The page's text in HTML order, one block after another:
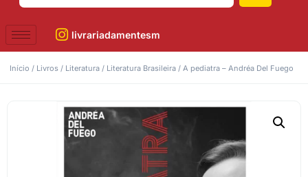
livrariadamentesm
Início / Livros / Literatura / Literatura Brasileira / A pediatra – Andréa Del Fuego